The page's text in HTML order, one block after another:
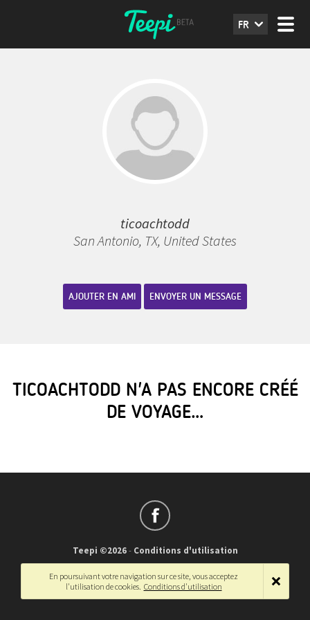
FR
ticoachtodd
San Antonio, TX, United States
AJOUTER EN AMI ENVOYER UN MESSAGE
TICOACHTODD N'A PAS ENCORE CRÉÉ
DE VOYAGE…
Teepi ©2026- Conditions d'utilisation
Français
English
En poursuivant votre navigation sur ce site, vous acceptez
l'utilisation de cookies. Conditions d'utilisation